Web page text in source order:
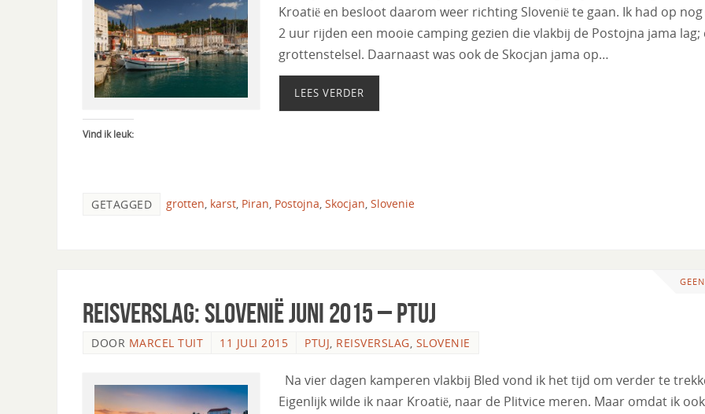
Kroatië en besloot daarom weer richting Slovenië te gaan. Ik had op nog
2 uur rijden een mooie camping gezien die vlakbij de Postojna jama lag;
grottenstelsel. Daarnaast was ook de Skocjan jama op…
LEES VERDER
Vind ik leuk:
GETAGGED grotten karst Piran Postojna Skocjan Slovenie
Reisverslag: Slovenië Juni 2015 – Ptuj
DOOR MARCEL TUIT 11 JULI 2015 PTUJ, REISVERSLAG, SLOVENIE
Na vier dagen kamperen vlakbij Bled vond ik het tijd om verder te
Eigenlijk wilde ik naar Kroatië, naar de Plitvice meren. Maar omdat ik